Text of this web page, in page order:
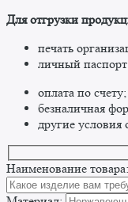
​Для отгрузки
печать
личный
оплата по счету;
безналичная
другие условия
Наименование товара: